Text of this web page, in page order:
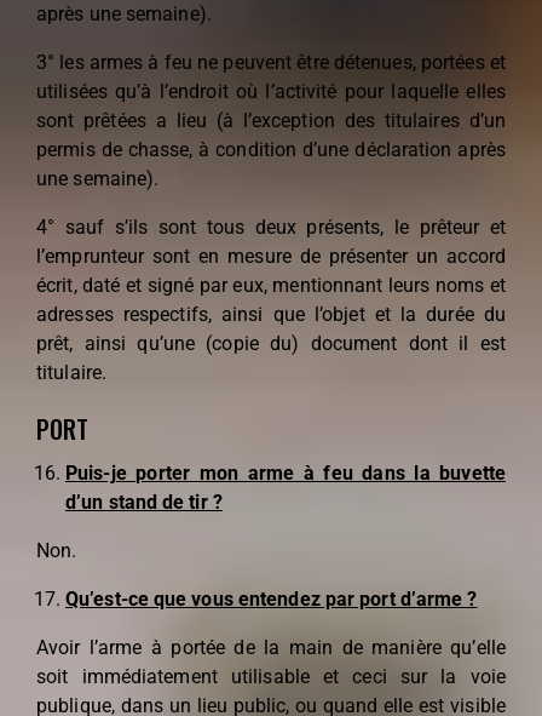
après une semaine).
3° les armes à feu ne peuvent être détenues, portées et
utilisées qu’à l’endroit où l’activité pour laquelle elles
sont prêtées a lieu (à l’exception des titulaires d’un
permis de chasse, à condition d’une déclaration après
une semaine).
4° sauf s’ils sont tous deux présents, le prêteur et
l’emprunteur sont en mesure de présenter un accord
écrit, daté et signé par eux, mentionnant leurs noms et
adresses respectifs, ainsi que l’objet et la durée du
prêt, ainsi qu’une (copie du) document dont il est
titulaire.
PORT
Puis-je porter mon arme à feu dans la buvette
d’un stand de tir ?
Non.
Qu’est-ce que vous entendez par port d’arme ?
Avoir l’arme à portée de la main de manière qu’elle
soit immédiatement utilisable et ceci sur la voie
publique, dans un lieu public, ou quand elle est visible